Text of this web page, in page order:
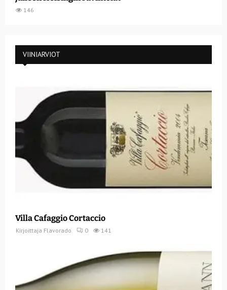
146
VIINIARVIOT
Villa Cafaggio Cortaccio
Kirjoittaja Flavorado 0 141